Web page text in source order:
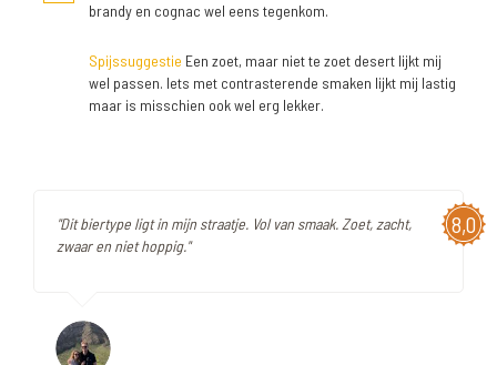
brandy en cognac wel eens tegenkom.
Spijssuggestie Een zoet, maar niet te zoet desert lijkt mij
wel passen. Iets met contrasterende smaken lijkt mij lastig
maar is misschien ook wel erg lekker.
8,0
"Dit biertype ligt in mijn straatje. Vol van smaak. Zoet, zacht,
zwaar en niet hoppig."